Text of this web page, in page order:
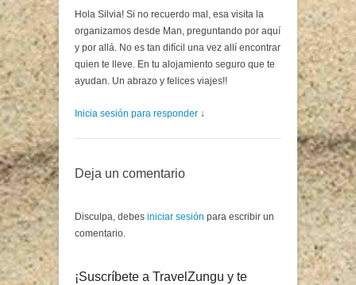
Hola Silvia! Si no recuerdo mal, esa visita la
organizamos desde Man, preguntando por aquí
y por allá. No es tan difícil una vez allí encontrar
quien te lleve. En tu alojamiento seguro que te
ayudan. Un abrazo y felices viajes!!
Inicia sesión para responder ↓
Deja un comentario
Disculpa, debes iniciar sesión para escribir un
comentario.
¡Suscríbete a TravelZungu y te